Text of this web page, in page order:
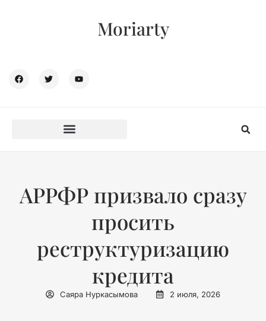
Moriarty
АРРФР призвало сразу
просить
реструктуризацию
кредита
Саяра Нуркасымова 2 июля, 2026